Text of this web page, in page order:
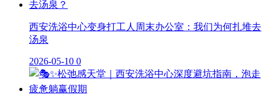
西安洗浴中心变身打工人周末办公室：我们为何扎堆去
汤泉
2026-05-10 0